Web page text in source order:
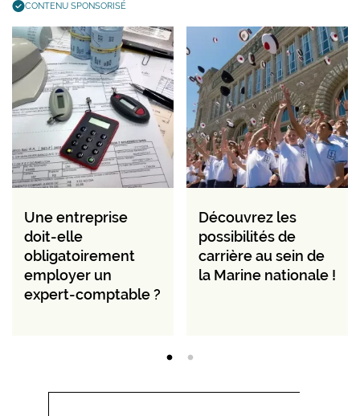
CONTENU SPONSORISÉ
Une entreprise
doit-elle
obligatoirement
employer un
expert-comptable ?
Découvrez les
possibilités de
carrière au sein de
la Marine nationale !